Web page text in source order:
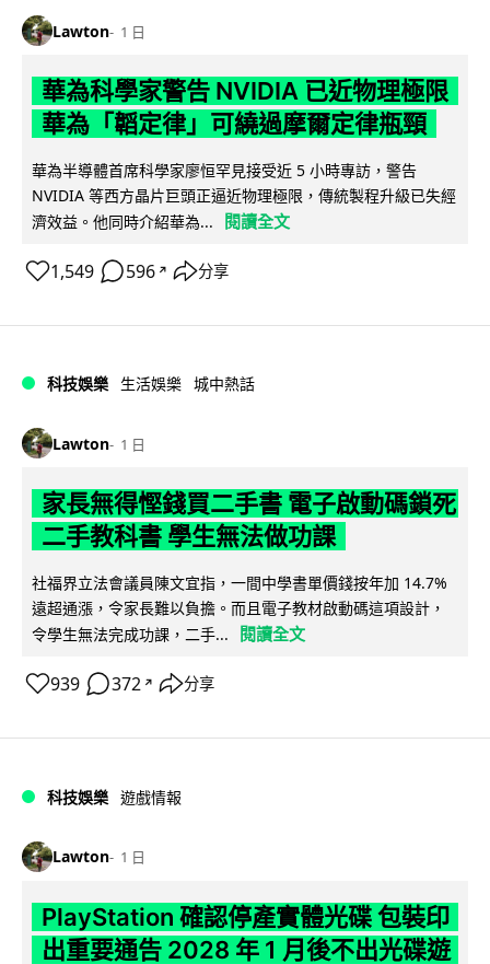
Lawton 1 日
華為科學家警告 NVIDIA 已近物理極限
華為「韜定律」可繞過摩爾定律瓶頸
華為半導體首席科學家廖恒罕見接受近 5 小時專訪，警告
NVIDIA 等西方晶片巨頭正逼近物理極限，傳統製程升級已失經
濟效益。他同時介紹華為...
閱讀全文
1,549 596 ↗ 分享
科技娛樂 生活娛樂 城中熱話
Lawton 1 日
家長無得慳錢買二手書 電子啟動碼鎖死
二手教科書 學生無法做功課
社福界立法會議員陳文宜指，一間中學書單價錢按年加 14.7%
遠超通漲，令家長難以負擔。而且電子教材啟動碼這項設計，
令學生無法完成功課，二手...
閱讀全文
939 372 ↗ 分享
科技娛樂 遊戲情報
Lawton 1 日
PlayStation 確認停產實體光碟 包裝印
出重要通告 2028 年 1 月後不出光碟遊